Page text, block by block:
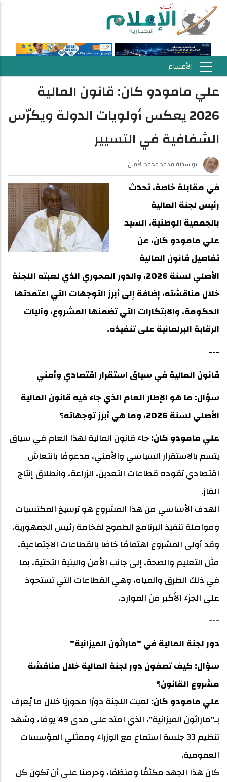
علي مامودو كان: قانون المالية
2026 يعكس أولويات الدولة ويكرّس
الشفافية في التسيير
بواسطة محمد محمد الأمين
في مقابلة خاصة، تحدث
رئيس لجنة المالية
بالجمعية الوطنية، السيد
علي مامودو كان، عن
تفاصيل قانون المالية
الأصلي لسنة 2026، والدور المحوري الذي لعبته اللجنة
خلال مناقشته، إضافة إلى أبرز التوجهات التي اعتمدتها
الحكومة، والابتكارات التي تضمنها المشروع، وآليات
الرقابة البرلمانية على تنفيذه.
---
قانون المالية في سياق استقرار اقتصادي وأمني
سؤال: ما هو الإطار العام الذي جاء فيه قانون المالية
الأصلي لسنة 2026، وما هي أبرز توجهاته؟
علي مامودو كان:جاء قانون المالية لهذا العام في سياق
يتسم بالاستقرار السياسي والأمني، مدعومًا بانتعاش
اقتصادي تقوده قطاعات التعدين، الزراعة، وانطلاق إنتاج
الغاز.
الهدف الأساسي من هذا المشروع هو ترسيخ المكتسبات
ومواصلة تنفيذ البرنامج الطموح لفخامة رئيس الجمهورية.
وقد أولى المشروع اهتمامًا خاصًا بالقطاعات الاجتماعية،
مثل التعليم والصحة، إلى جانب الأمن والبنية التحتية، بما
في ذلك الطرق والمياه، وهي القطاعات التي تستحوذ
على الجزء الأكبر من الموارد.
---
دور لجنة المالية في "ماراثون الميزانية"
سؤال: كيف تصفون دور لجنة المالية خلال مناقشة
مشروع القانون؟
علي مامودو كان:لعبت اللجنة دورًا محوريًا خلال ما يُعرف
بـ"ماراثون الميزانية"، الذي امتد على مدى 49 يومًا، وشهد
تنظيم 33 جلسة استماع مع الوزراء وممثلي المؤسسات
العمومية.
كان هذا الجهد مكثفًا ومنظمًا، وحرصنا على أن تكون كل